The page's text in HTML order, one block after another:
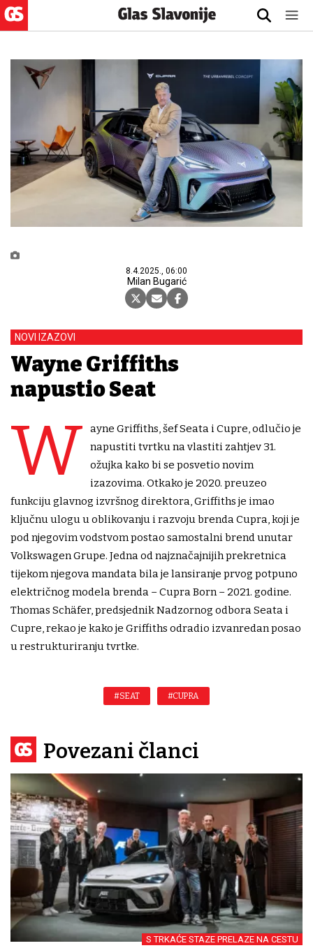
8.4.2025., 06:00
Milan Bugarić
NOVI IZAZOVI
Wayne Griffiths
napustio Seat
W
ayne Griffiths, šef Seata i Cupre, odlučio je
napustiti tvrtku na vlastiti zahtjev 31.
ožujka kako bi se posvetio novim
izazovima. Otkako je 2020. preuzeo
funkciju glavnog izvršnog direktora, Griffiths je imao
ključnu ulogu u oblikovanju i razvoju brenda Cupra, koji je
pod njegovim vodstvom postao samostalni brend unutar
Volkswagen Grupe. Jedna od najznačajnijih prekretnica
tijekom njegova mandata bila je lansiranje prvog potpuno
električnog modela brenda – Cupra Born – 2021. godine.
Thomas Schäfer, predsjednik Nadzornog odbora Seata i
Cupre, rekao je kako je Griffiths odradio izvanredan posao
u restrukturiranju tvrtke.
#SEAT #CUPRA
Povezani članci
S TRKAĆE STAZE PRELAZE NA CESTU